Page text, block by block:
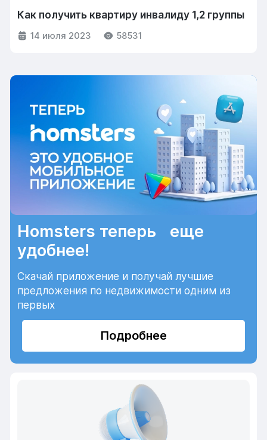
Как получить квартиру инвалиду 1,2 группы
14 июля 2023 58531
Homsters теперь еще
удобнее!
Скачай приложение и получай лучшие
предложения по недвижимости одним из
первых
Подробнее